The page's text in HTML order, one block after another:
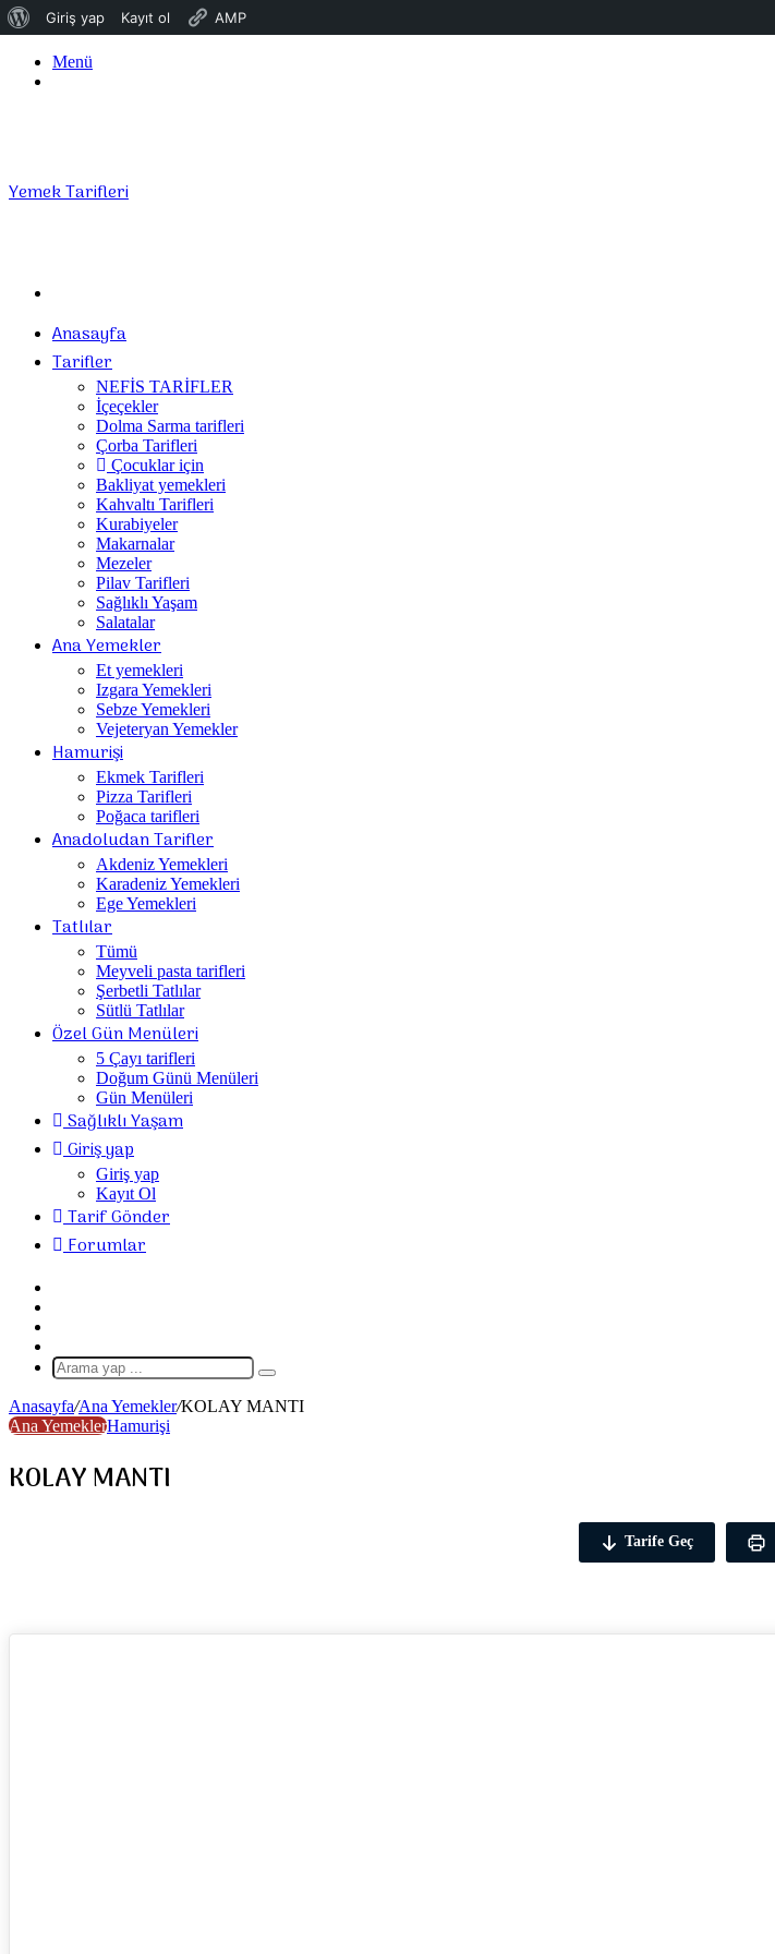
WordPress
Giriş yap Kayıt ol AMP
Menü
Yemek Tarifleri
...
Anasayfa
Tarifler
NEFİS TARİFLER
İçeçekler
Dolma Sarma tarifleri
Çorba Tarifleri
Çocuklar için
Bakliyat yemekleri
Kahvaltı Tarifleri
Kurabiyeler
Makarnalar
Mezeler
Pilav Tarifleri
Sağlıklı Yaşam
Salatalar
Ana Yemekler
Et yemekleri
Izgara Yemekleri
Sebze Yemekleri
Vejeteryan Yemekler
Hamurişi
Ekmek Tarifleri
Pizza Tarifleri
Poğaca tarifleri
Anadoludan Tarifler
Akdeniz Yemekleri
Karadeniz Yemekleri
Ege Yemekleri
Tatlılar
Tümü
Meyveli pasta tarifleri
Şerbetli Tatlılar
Sütlü Tatlılar
Özel Gün Menüleri
5 Çayı tarifleri
Doğum Günü Menüleri
Gün Menüleri
Sağlıklı Yaşam
Giriş yap
Giriş yap
Kayıt Ol
Tarif Gönder
Forumlar
görünümü
değiştir
Arama
yap
...
Anasayfa/Ana Yemekler/KOLAY MANTI
Ana YemeklerHamurişi
KOLAY MANTI
Tarife Geç